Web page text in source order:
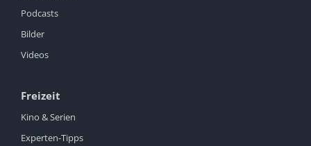
Podcasts
Bilder
Videos
Freizeit
Kino & Serien
Experten-Tipps